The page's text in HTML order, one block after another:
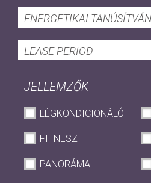
ENERGETIKAI
LEASE PERIOD
JELLEMZŐK
LÉGKONDICIONÁLÓ
FITNESZ
PANORÁMA